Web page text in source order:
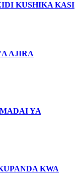
KUSHIKA KASI
AJIRA
YA
KWA